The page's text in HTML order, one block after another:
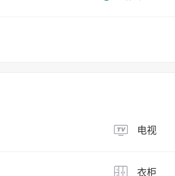
电视
衣柜